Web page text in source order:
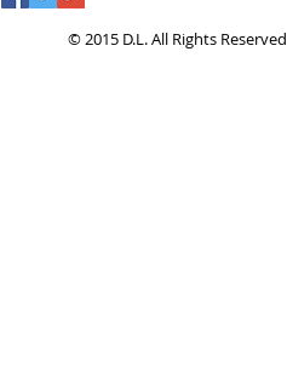
© 2015 D.L. All Rights Reserved